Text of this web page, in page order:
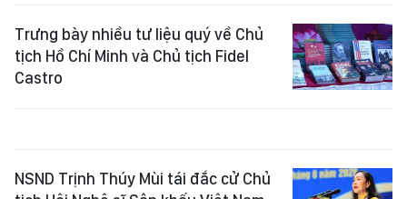
Trưng bày nhiều tư liệu quý về Chủ
tịch Hồ Chí Minh và Chủ tịch Fidel
Castro
NSND Trịnh Thúy Mùi tái đắc cử Chủ